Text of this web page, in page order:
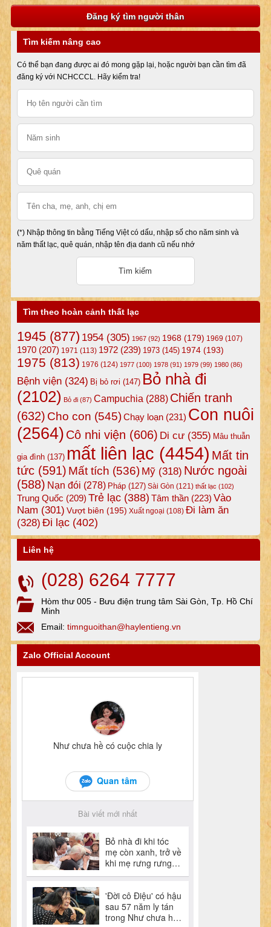
Đăng ký tìm người thân
Tìm kiếm nâng cao
Có thể bạn đang được ai đó mong gặp lại, hoặc người bạn cần tìm đã
đăng ký với NCHCCCL. Hãy kiểm tra!
(*) Nhập thông tin bằng Tiếng Việt có dấu, nhập số cho năm sinh và
năm thất lạc, quê quán, nhập tên địa danh cũ nếu nhớ
Tìm theo hoàn cảnh thất lạc
1945(877) 1954(305) 1967(92) 1968(179) 1969 (107)
1970(207) 1971 (113) 1972(239) 1973(145) 1974(193)
1975 (813) 1976 (124) 1977(100) 1978(91) 1979(99) 1980(86)
Bệnh viện(324) Bị bỏ rơi (147) Bỏ nhà đi
(2102) Bỏ đi(87) Campuchia (288) Chiến tranh
(632) Cho con (545)Chạy loạn(231) Con nuôi
(2564) Cô nhi viện (606) Di cư(355) Mâu thuẫn
gia đình(137) mất liên lạc (4454) Mất tin
tức(591) Mất tích (536) Mỹ(318) Nước ngoài
(588) Nạn đói (278) Pháp(127) Sài Gòn (121) thất lạc (102)
Trung Quốc (209) Trẻ lạc(388) Tâm thần(223) Vào
Nam (301) Vượt biên (195) Xuất ngoại (108) Đi làm ăn
(328) Đi lạc(402)
Liên hệ
(028) 6264 7777
Hòm thư 005 - Bưu điện trung tâm Sài Gòn, Tp. Hồ Chí
Minh
Email: timnguoithan@haylentieng.vn
Zalo Official Account